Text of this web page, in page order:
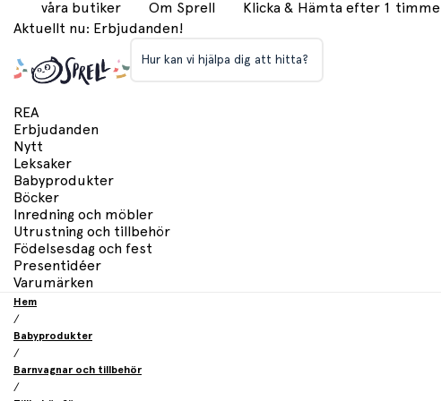
våra butiker Om Sprell Klicka & Hämta efter 1 timme
Aktuellt nu: Erbjudanden!
Hur kan vi hjälpa dig att hitta?
REA
Erbjudanden
Nytt
Leksaker
Babyprodukter
Böcker
Inredning och möbler
Utrustning och tillbehör
Födelsesdag och fest
Presentidéer
Varumärken
Hem
/
Babyprodukter
/
Barnvagnar och tillbehör
/